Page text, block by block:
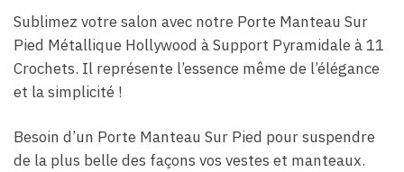
Sublimez votre salon avec notre Porte Manteau Sur
Pied Métallique Hollywood à Support Pyramidale à 11
Crochets. Il représente l’essence même de l’élégance
et la simplicité !
Besoin d’un Porte Manteau Sur Pied pour suspendre
de la plus belle des façons vos vestes et manteaux.